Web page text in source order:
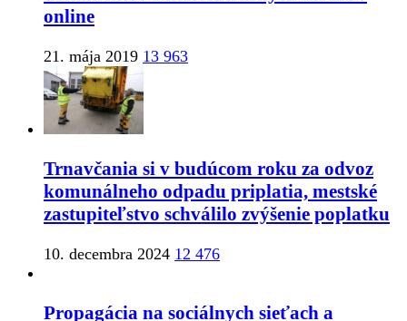
online
21. mája 2019 13 963
Trnavčania si v budúcom roku za odvoz
komunálneho odpadu priplatia, mestské
zastupiteľstvo schválilo zvýšenie poplatku
10. decembra 2024 12 476
Propagácia na sociálnych sieťach a